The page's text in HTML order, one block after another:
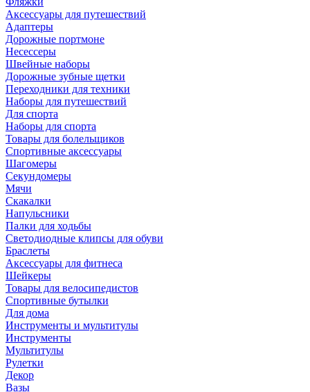
Аксессуары для путешествий
Адаптеры
Дорожные портмоне
Несессеры
Швейные наборы
Дорожные зубные щетки
Переходники для техники
Наборы для путешествий
Для спорта
Наборы для спорта
Товары для болельщиков
Спортивные аксессуары
Шагомеры
Секундомеры
Мячи
Скакалки
Напульсники
Палки для ходьбы
Светодиодные клипсы для обуви
Браслеты
Аксессуары для фитнеса
Шейкеры
Товары для велосипедистов
Спортивные бутылки
Для дома
Инструменты и мультитулы
Инструменты
Мультитулы
Рулетки
Декор
Вазы